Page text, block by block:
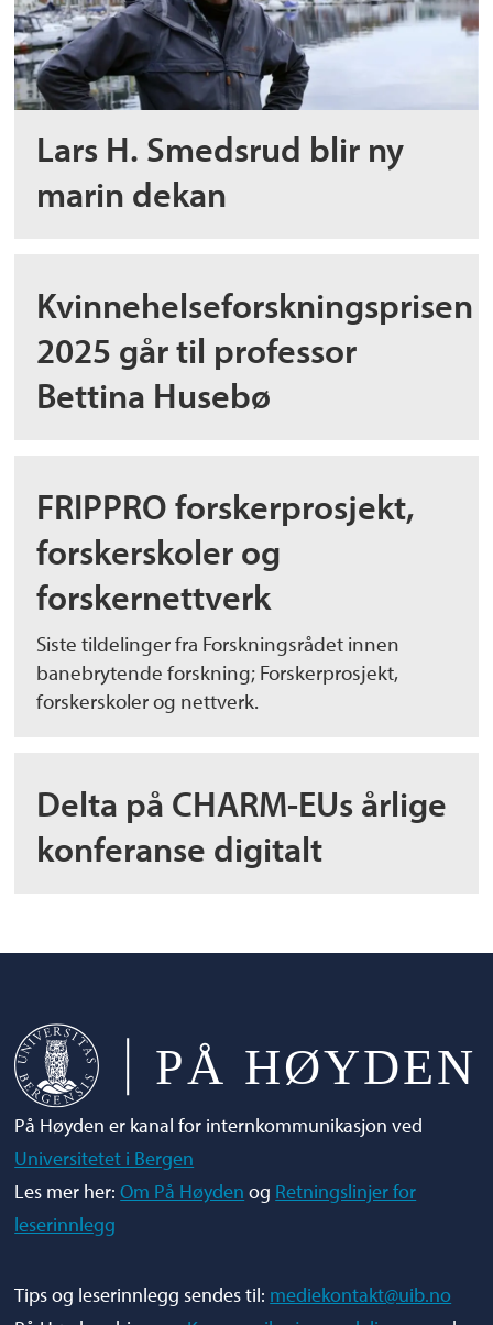
Lars H. Smedsrud blir ny
marin dekan
Kvinnehelseforskningsprisen
2025 går til professor
Bettina Husebø
FRIPPRO forskerprosjekt,
forskerskoler og
forskernettverk
Siste tildelinger fra Forskningsrådet innen
banebrytende forskning; Forskerprosjekt,
forskerskoler og nettverk.
Delta på CHARM-EUs årlige
konferanse digitalt
På Høyden er kanal for internkommunikasjon ved
Universitetet i Bergen
Les mer her:Om På Høyden og Retningslinjer for
leserinnlegg
Tips og leserinnlegg sendes til: mediekontakt@uib.no